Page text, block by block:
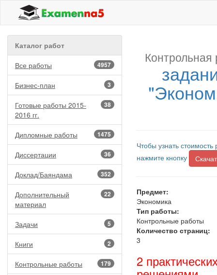
Каталог работ
4957
Все работы
3
Бизнес-план
38
Готовые работы 2015-
2016 гг.
1475
Дипломные работы
36
Диссертации
352
Доклад/Баяндама
22
Дополнительный
материал
5
Задачи
2
Книги
179
Контрольные работы
Контрольная
Чтобы узнать
нажмите кнопку
Предмет:
Экономика
Тип работы:
Контрольные работы
Количество страниц:
3
2